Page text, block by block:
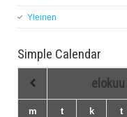
Yleinen
Simple Calendar
elokuu
m t k t